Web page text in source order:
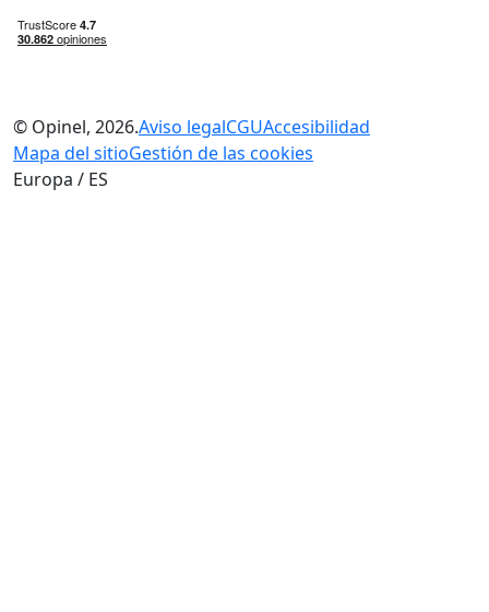
© Opinel, 2026.Aviso legalCGUAccesibilidad
Mapa del sitioGestión de las cookies
Europa / ES